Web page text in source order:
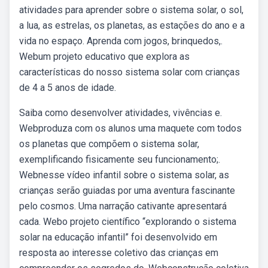
atividades para aprender sobre o sistema solar, o sol,
a lua, as estrelas, os planetas, as estações do ano e a
vida no espaço. Aprenda com jogos, brinquedos,.
Webum projeto educativo que explora as
características do nosso sistema solar com crianças
de 4 a 5 anos de idade.
Saiba como desenvolver atividades, vivências e.
Webproduza com os alunos uma maquete com todos
os planetas que compõem o sistema solar,
exemplificando fisicamente seu funcionamento;.
Webnesse vídeo infantil sobre o sistema solar, as
crianças serão guiadas por uma aventura fascinante
pelo cosmos. Uma narração cativante apresentará
cada. Webo projeto científico “explorando o sistema
solar na educação infantil” foi desenvolvido em
resposta ao interesse coletivo das crianças em